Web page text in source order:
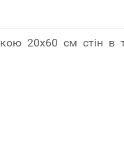
20х60 см стін в